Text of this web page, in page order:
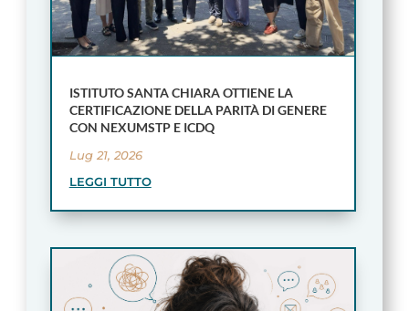
ISTITUTO SANTA CHIARA OTTIENE LA
CERTIFICAZIONE DELLA PARITÀ DI GENERE
CON NEXUMSTP E ICDQ
Lug 21, 2026
LEGGI TUTTO